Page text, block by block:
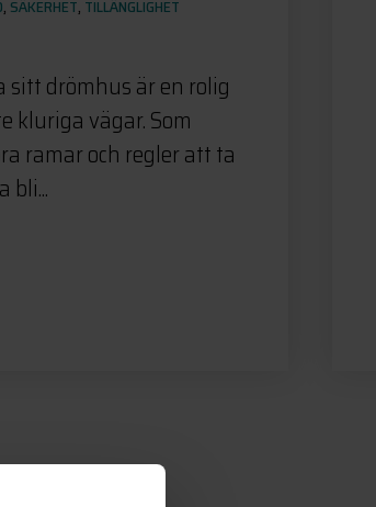
, SÄKERHET, TILLÄNGLIGHET
drömhus är en rolig
kluriga vägar. Som
ramar och regler att ta
bli...